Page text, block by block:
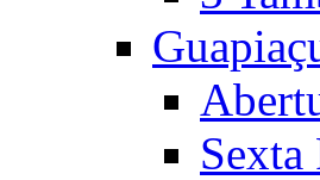
Sexta